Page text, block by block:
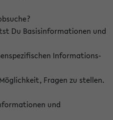
Du Basisinformationen und
Informations-
Fragen zu stellen.
und